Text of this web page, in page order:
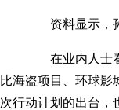
资料显示，孙力军
在业内人士看来，
比海盗项目、环球影
次行动计划的出台，